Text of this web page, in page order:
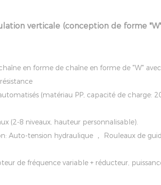
verticale (conception de forme
en forme de chaîne en forme de "W"
(matériau PP, capacité de charge:
(2-8 niveaux, hauteur personnalisable).
Auto-tension hydraulique ，
Rouleaux de
de fréquence variable + réducteur,